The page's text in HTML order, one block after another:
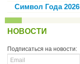
Символ Года 2026
НОВОСТИ
Подписаться на новости: